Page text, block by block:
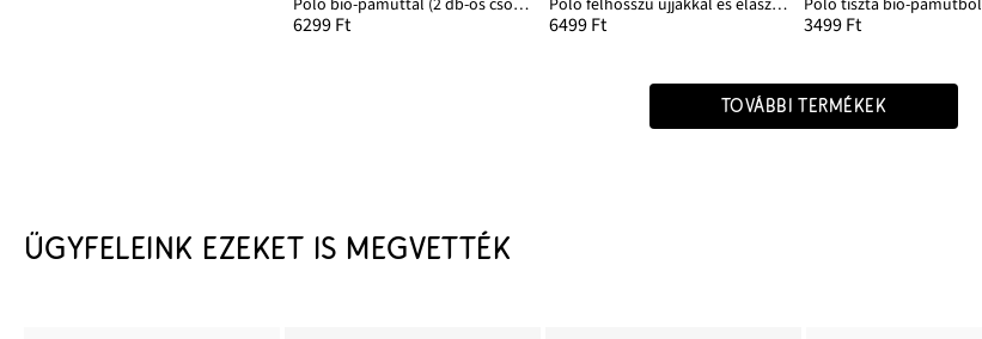
Póló bio-pamuttal (2 db-os csomag)
6299 Ft
Póló félhosszú ujjakkal és elasztikus bio-pamut keverékből
6499 Ft
Póló tiszta bio-pamutból
3499 Ft
TOVÁBBI TERMÉKEK
ÜGYFELEINK EZEKET IS MEGVETTÉK